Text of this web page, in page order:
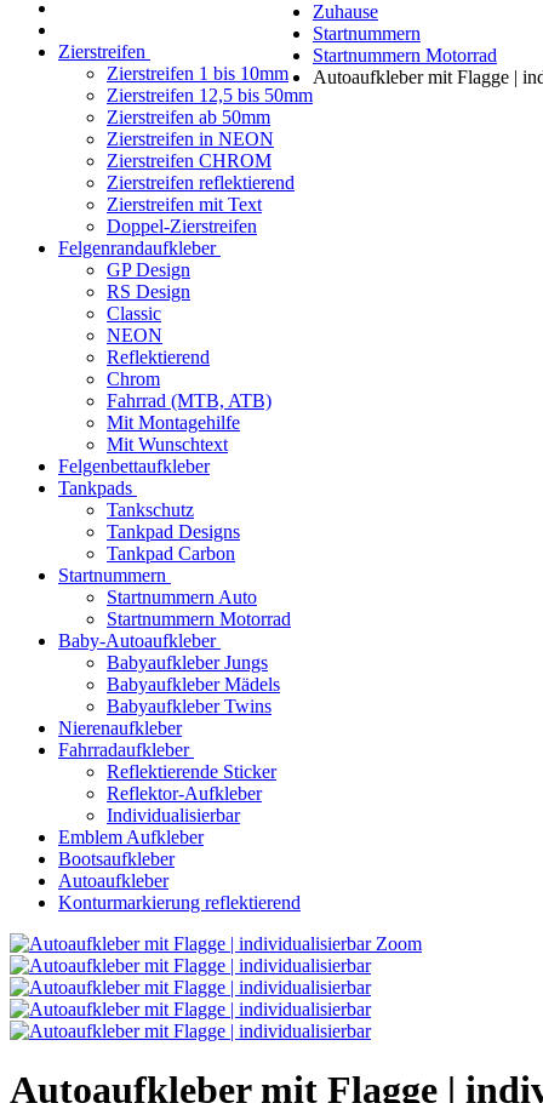
Zierstreifen
Zierstreifen 1 bis 10mm
Zierstreifen 12,5 bis 50mm
Zierstreifen ab 50mm
Zierstreifen in NEON
Zierstreifen CHROM
Zierstreifen reflektierend
Zierstreifen mit Text
Doppel-Zierstreifen
Felgenrandaufkleber
GP Design
RS Design
Classic
NEON
Reflektierend
Chrom
Fahrrad (MTB, ATB)
Mit Montagehilfe
Mit Wunschtext
Felgenbettaufkleber
Tankpads
Tankschutz
Tankpad Designs
Tankpad Carbon
Startnummern
Startnummern Auto
Startnummern Motorrad
Baby-Autoaufkleber
Babyaufkleber Jungs
Babyaufkleber Mädels
Babyaufkleber Twins
Nierenaufkleber
Fahrradaufkleber
Reflektierende Sticker
Reflektor-Aufkleber
Individualisierbar
Emblem Aufkleber
Bootsaufkleber
Autoaufkleber
Konturmarkierung reflektierend
Zuhause
Startnummern
Startnummern Motorrad
Autoaufkleber mit Flagge |
Zoom
Autoaufkleber mit Flagge |